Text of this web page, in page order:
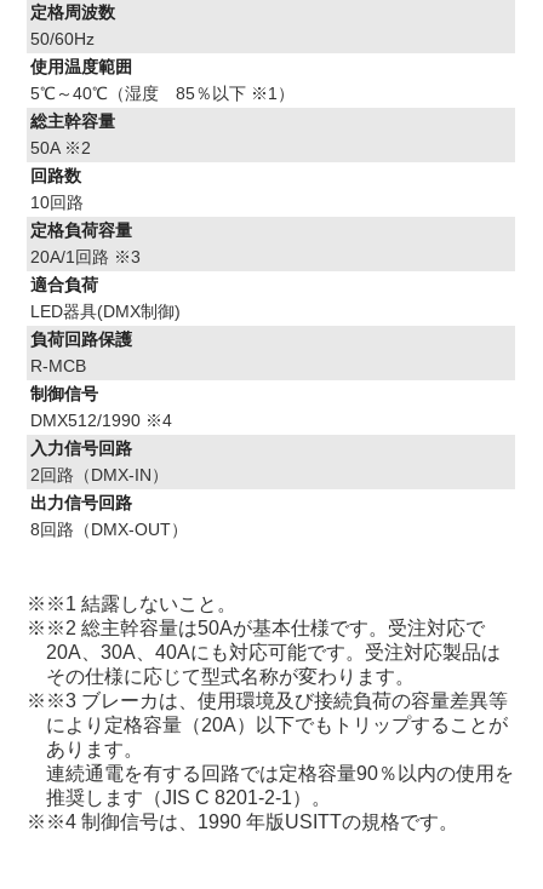
定格周波数
50/60Hz
使用温度範囲
5℃～40℃（湿度 85％以下 ※1）
総主幹容量
50A ※2
回路数
10回路
定格負荷容量
20A/1回路 ※3
適合負荷
LED器具(DMX制御)
負荷回路保護
R-MCB
制御信号
DMX512/1990 ※4
入力信号回路
2回路（DMX-IN）
出力信号回路
8回路（DMX-OUT）
※1 結露しないこと。
※2 総主幹容量は50Aが基本仕様です。受注対応で
20A、30A、40Aにも対応可能です。受注対応製品は
その仕様に応じて型式名称が変わります。
※3 ブレーカは、使用環境及び接続負荷の容量差異等
により定格容量（20A）以下でもトリップすることが
あります。
連続通電を有する回路では定格容量90％以内の使用を
推奨します（JIS C 8201-2-1）。
※4 制御信号は、1990 年版USITTの規格です。